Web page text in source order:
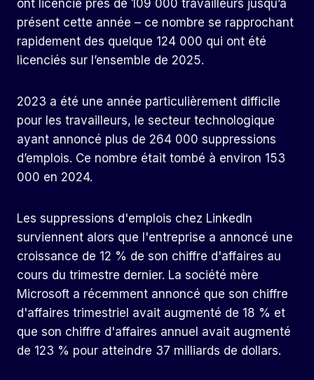
ont licencié près de 109 000 travailleurs jusqu’à
présent cette année – ce nombre se rapprochant
rapidement des quelque 124 000 qui ont été
licenciés sur l’ensemble de 2025.
2023 a été une année particulièrement difficile
pour les travailleurs, le secteur technologique
ayant annoncé plus de 264 000 suppressions
d’emplois. Ce nombre était tombé à environ 153
000 en 2024.
Les suppressions d'emplois chez LinkedIn
surviennent alors que l'entreprise a annoncé une
croissance de 12 % de son chiffre d'affaires au
cours du trimestre dernier. La société mère
Microsoft a récemment annoncé que son chiffre
d'affaires trimestriel avait augmenté de 18 % et
que son chiffre d'affaires annuel avait augmenté
de 123 % pour atteindre 37 milliards de dollars.